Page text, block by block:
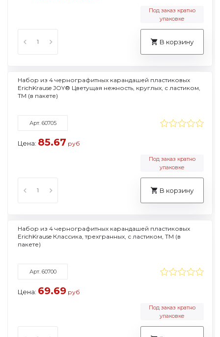
Под заказ кратно
упаковке
В корзину
Набор из 4 чернографитных карандашей пластиковых
ErichKrause JOY® Цветущая нежность, круглых, с ластиком,
ТМ (в пакете)
Арт. 60705
Цена: 85.67 руб
Под заказ кратно
упаковке
В корзину
Набор из 4 чернографитных карандашей пластиковых
ErichKrause Классика, трехгранных, с ластиком, ТМ (в
пакете)
Арт. 60700
Цена: 69.69 руб
Под заказ кратно
упаковке